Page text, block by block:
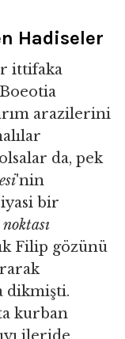
Hadiseler
ittifaka
arazilerini
da, pek
'nin
bir
Filip gözünü
dikmişti.
kurban